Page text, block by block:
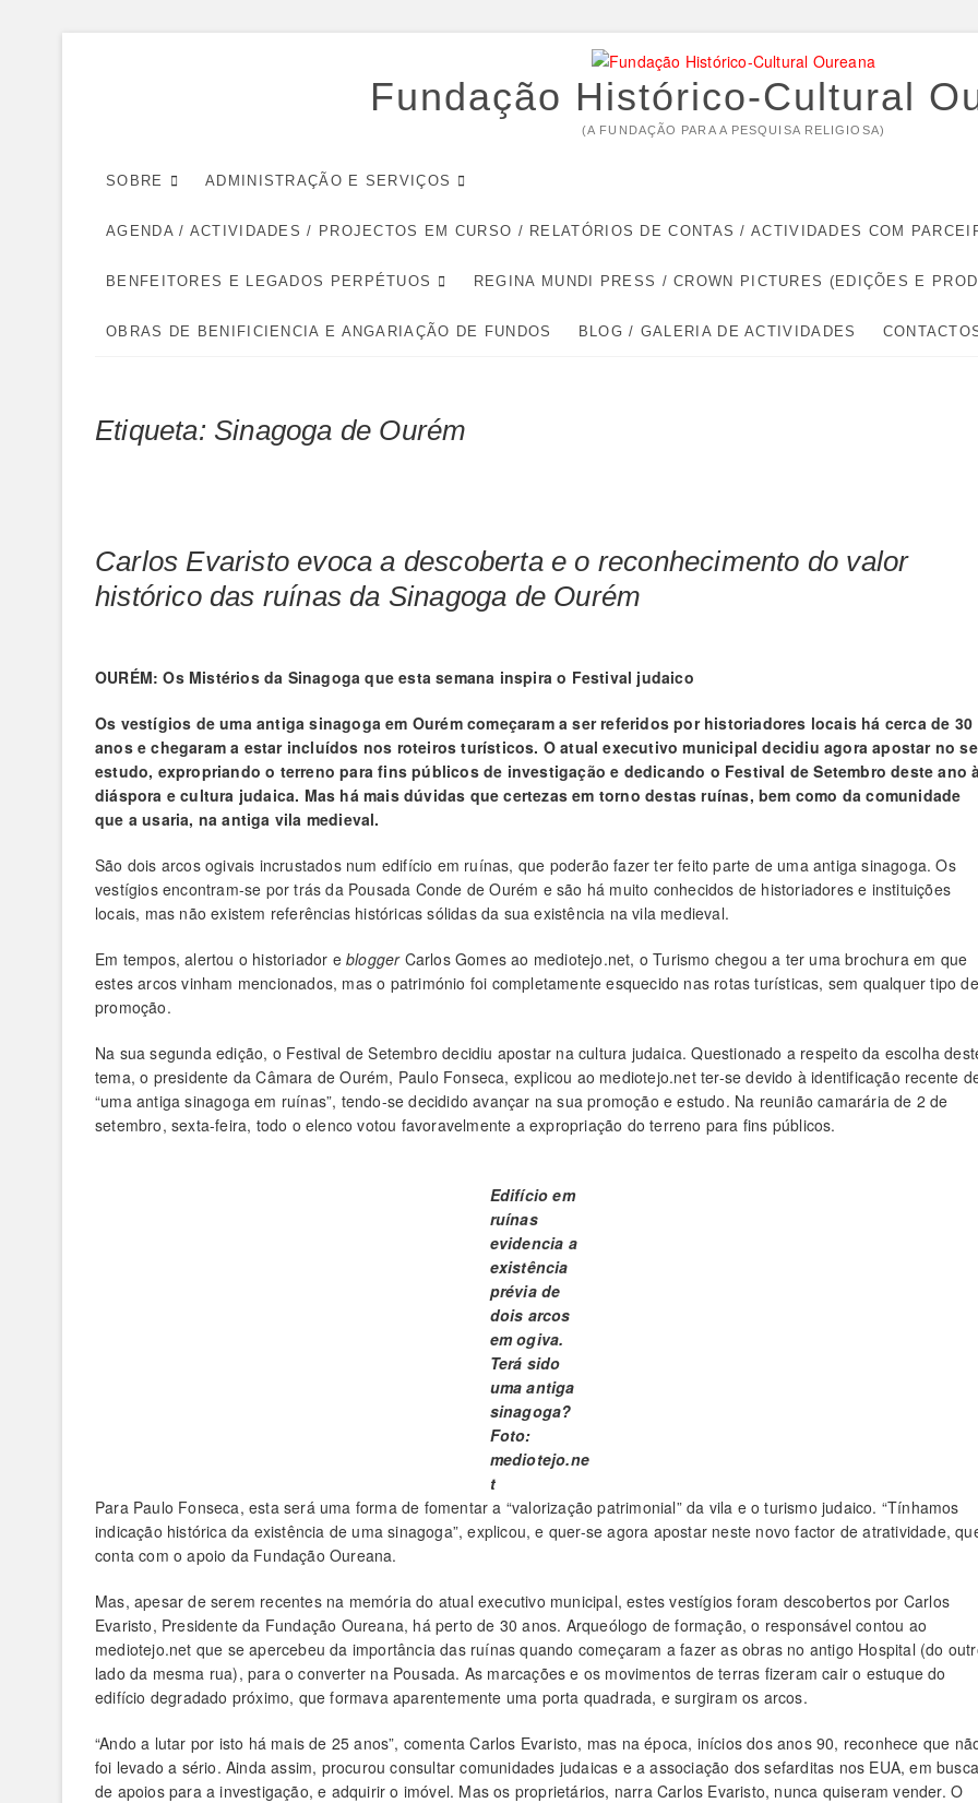
Fundação Histórico-Cultural
(A FUNDAÇÃO PARA A PESQUISA RELIGIOSA)
SOBRE ADMINISTRAÇÃO E SERVIÇOS
AGENDA / ACTIVIDADES / PROJECTOS EM CURSO / RELATÓRIOS DE CONTAS / ACTIVIDADES COM
BENFEITORES E LEGADOS PERPÉTUOS REGINA MUNDI PRESS / CROWN PICTURES (EDIÇÕES E
OBRAS DE BENIFICIENCIA E ANGARIAÇÃO DE FUNDOS BLOG / GALERIA DE ACTIVIDADES
Etiqueta: Sinagoga de Ourém
Carlos Evaristo evoca a descoberta e o reconhecimento do valor
histórico das ruínas da Sinagoga de Ourém
OURÉM: Os Mistérios da Sinagoga que esta semana inspira o Festival judaico
Os vestígios de uma antiga sinagoga em Ourém começaram a ser referidos por historiadores locais há cerca de 30
anos e chegaram a estar incluídos nos roteiros turísticos. O atual executivo municipal decidiu agora apostar no
estudo, expropriando o terreno para fins públicos de investigação e dedicando o Festival de Setembro deste ano
diáspora e cultura judaica. Mas há mais dúvidas que certezas em torno destas ruínas, bem como da comunidade
que a usaria, na antiga vila medieval.
São dois arcos ogivais incrustados num edifício em ruínas, que poderão fazer ter feito parte de uma antiga sinagoga. Os
vestígios encontram-se por trás da Pousada Conde de Ourém e são há muito conhecidos de historiadores e instituições
locais, mas não existem referências históricas sólidas da sua existência na vila medieval.
Em tempos, alertou o historiador e bloggerCarlos Gomes ao mediotejo.net, o Turismo chegou a ter uma brochura em que
estes arcos vinham mencionados, mas o património foi completamente esquecido nas rotas turísticas, sem qualquer tipo de
promoção.
Na sua segunda edição, o Festival de Setembro decidiu apostar na cultura judaica. Questionado a respeito da escolha
tema, o presidente da Câmara de Ourém, Paulo Fonseca, explicou ao mediotejo.net ter-se devido à identificação recente
“uma antiga sinagoga em ruínas”, tendo-se decidido avançar na sua promoção e estudo. Na reunião camarária de 2 de
setembro, sexta-feira, todo o elenco votou favoravelmente a expropriação do terreno para fins públicos.
Edifício em
ruínas
evidencia a
existência
prévia de
dois arcos
em ogiva.
Terá sido
uma antiga
sinagoga?
Foto:
mediotejo.ne
t
Para Paulo Fonseca, esta será uma forma de fomentar a “valorização patrimonial” da vila e o turismo judaico. “Tínhamos
indicação histórica da existência de uma sinagoga”, explicou, e quer-se agora apostar neste novo factor de atratividade,
conta com o apoio da Fundação Oureana.
Mas, apesar de serem recentes na memória do atual executivo municipal, estes vestígios foram descobertos por Carlos
Evaristo, Presidente da Fundação Oureana, há perto de 30 anos. Arqueólogo de formação, o responsável contou ao
mediotejo.net que se apercebeu da importância das ruínas quando começaram a fazer as obras no antigo Hospital (do
lado da mesma rua), para o converter na Pousada. As marcações e os movimentos de terras fizeram cair o estuque do
edifício degradado próximo, que formava aparentemente uma porta quadrada, e surgiram os arcos.
“Ando a lutar por isto há mais de 25 anos”, comenta Carlos Evaristo, mas na época, inícios dos anos 90, reconhece que
foi levado a sério. Ainda assim, procurou consultar comunidades judaicas e a associação dos sefarditas nos EUA, em
de apoios para a investigação, e adquirir o imóvel. Mas os proprietários, narra Carlos Evaristo, nunca quiseram vender. O